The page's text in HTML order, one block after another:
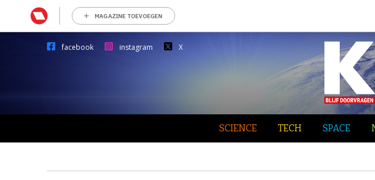
MAGAZINE TOEVOEGEN
facebook instagram X
SCIENCE TECH SPACE